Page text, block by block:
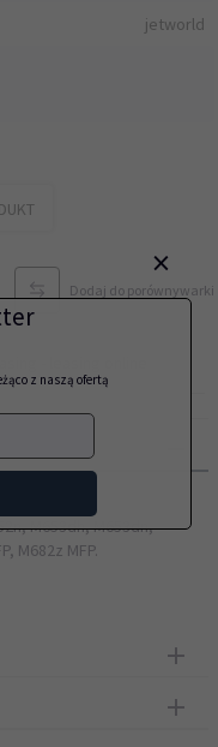
jetworld
Dodaj do porównywarki
M653dh, M653dn,
M682z MFP.
×
z naszą ofertą